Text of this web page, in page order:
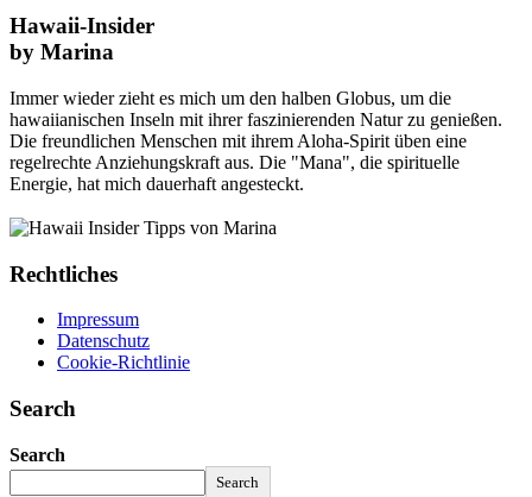
Hawaii-Insider
by Marina
Immer wieder zieht es mich um den halben Globus, um die
hawaiianischen Inseln mit ihrer faszinierenden Natur zu genießen.
Die freundlichen Menschen mit ihrem Aloha-Spirit üben eine
regelrechte Anziehungskraft aus. Die "Mana", die spirituelle
Energie, hat mich dauerhaft angesteckt.
Rechtliches
Impressum
Datenschutz
Cookie-Richtlinie
Search
Search
Search